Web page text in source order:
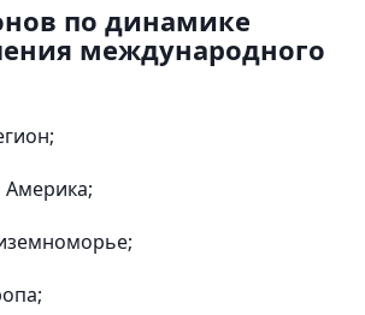
по динамике
международного
Америка;